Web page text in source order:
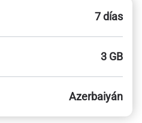
7 días
3 GB
Azerbaiyán